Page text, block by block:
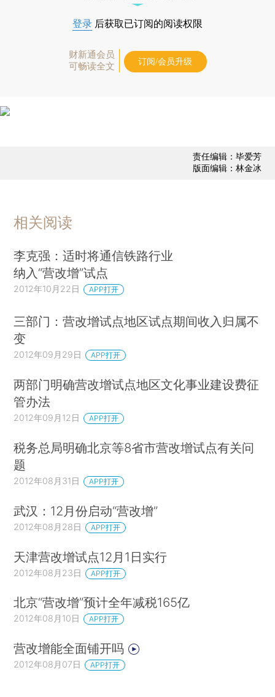
登录 后获取已订阅的阅读权限
财新通会员
可畅读全文
订阅/会员升级
责任编辑：毕爱芳
版面编辑：林金冰
相关阅读
李克强：适时将通信铁路行业
纳入“营改增”试点
2012年10月22日 APP打开
三部门：营改增试点地区试点期间收入归属不
变
2012年09月29日 APP打开
两部门明确营改增试点地区文化事业建设费征
管办法
2012年09月12日 APP打开
税务总局明确北京等8省市营改增试点有关问
题
2012年08月31日 APP打开
武汉：12月份启动“营改增”
2012年08月28日 APP打开
天津营改增试点12月1日实行
2012年08月23日 APP打开
北京“营改增”预计全年减税165亿
2012年08月10日 APP打开
营改增能全面铺开吗
2012年08月07日 APP打开